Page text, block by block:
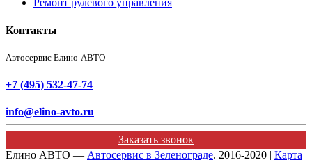
Ремонт рулевого управления
Контакты
Автосервис Елино-АВТО
+7 (495) 532-47-74
info@elino-avto.ru
Заказать звонок
Елино АВТО — Автосервис в Зеленограде. 2016-2020 | Карта